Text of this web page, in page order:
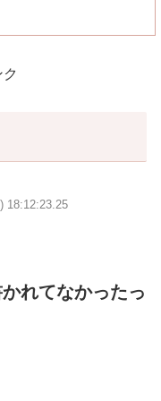
18:12:23.25
れてなかったっ